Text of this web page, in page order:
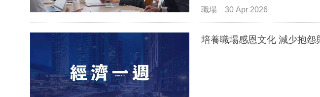
職場 30 Apr 2026
培養職場感恩文化 減少抱怨